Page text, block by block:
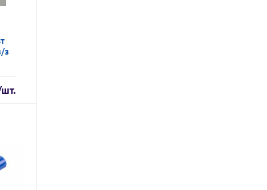
з